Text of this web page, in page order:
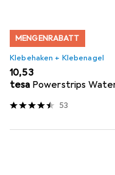
MENGENRABATT
Klebehaken + Klebenagel
EUR
10,53
tesa Powerstrips
53